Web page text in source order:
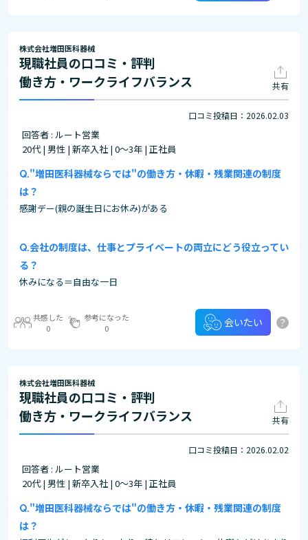
株式会社増田医科器械
現職社員の口コミ・評判
働き方・ワークライフバランス
共有
口コミ投稿日：2026.02.03
回答者 : ルート営業
20代 | 男性 | 新卒入社 | 0～3年 | 正社員
"増田医科器械ならでは"の働き方・休暇・残業関連の制度
は？
感謝デー(親の誕生日にお休み)がある
会社の制度は、仕事とプライベートの両立にどう役立ってい
る？
休みになる＝自由な一日
共感した
0
参考になった
0
会いたい ?
株式会社増田医科器械
現職社員の口コミ・評判
働き方・ワークライフバランス
共有
口コミ投稿日：2026.02.02
回答者 : ルート営業
20代 | 男性 | 新卒入社 | 0～3年 | 正社員
"増田医科器械ならでは"の働き方・休暇・残業関連の制度
は？